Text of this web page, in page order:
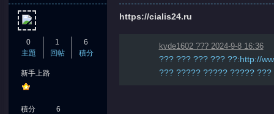
0
主題
1
回帖
6
積分
新手上路
積分 6
https://cialis24.ru
kvde1602 ??? 2024-9-8 16:36
??? ??? ??? ??? ??:http://
??? ????? ????? ????? ???